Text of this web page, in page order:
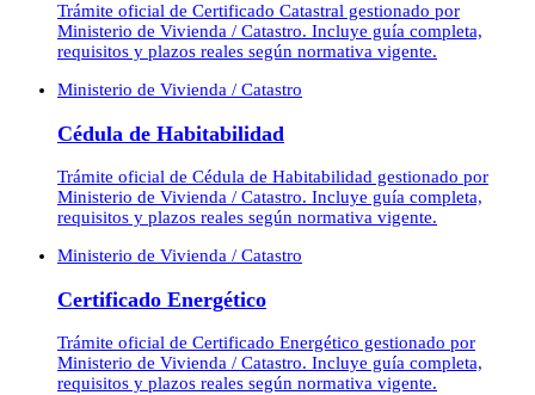
Trámite oficial de Certificado Catastral gestionado por
Ministerio de Vivienda / Catastro. Incluye guía completa,
requisitos y plazos reales según normativa vigente.
Ministerio de Vivienda / Catastro
Cédula de Habitabilidad
Trámite oficial de Cédula de Habitabilidad gestionado por
Ministerio de Vivienda / Catastro. Incluye guía completa,
requisitos y plazos reales según normativa vigente.
Ministerio de Vivienda / Catastro
Certificado Energético
Trámite oficial de Certificado Energético gestionado por
Ministerio de Vivienda / Catastro. Incluye guía completa,
requisitos y plazos reales según normativa vigente.